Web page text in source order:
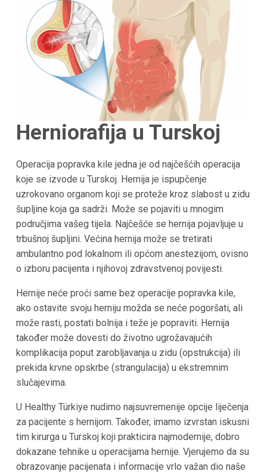
Herniorafija u Turskoj
Operacija popravka kile jedna je od najčešćih operacija
koje se izvode u Turskoj. Hernija je ispupčenje
uzrokovano organom koji se proteže kroz slabost u zidu
šupljine koja ga sadrži. Može se pojaviti u mnogim
područjima vašeg tijela. Najčešće se hernija pojavljuje u
trbušnoj šupljini. Većina hernija može se tretirati
ambulantno pod lokalnom ili općom anestezijom, ovisno
o izboru pacijenta i njihovoj zdravstvenoj povijesti.
Hernije neće proći same bez operacije popravka kile,
ako ostavite svoju herniju možda se neće pogoršati, ali
može rasti, postati bolnija i teže je popraviti. Hernija
također može dovesti do životno ugrožavajućih
komplikacija poput zarobljavanja u zidu (opstrukcija) ili
prekida krvne opskrbe (strangulacija) u ekstremnim
slučajevima.
U Healthy Türkiye nudimo najsuvremenije opcije liječenja
za pacijente s hernijom. Također, imamo izvrstan iskusni
tim kirurga u Turskoj koji prakticira najmodernije, dobro
dokazane tehnike u operacijama hernije. Vjerujemo da su
obrazovanje pacijenata i informacije vrlo važan dio naše